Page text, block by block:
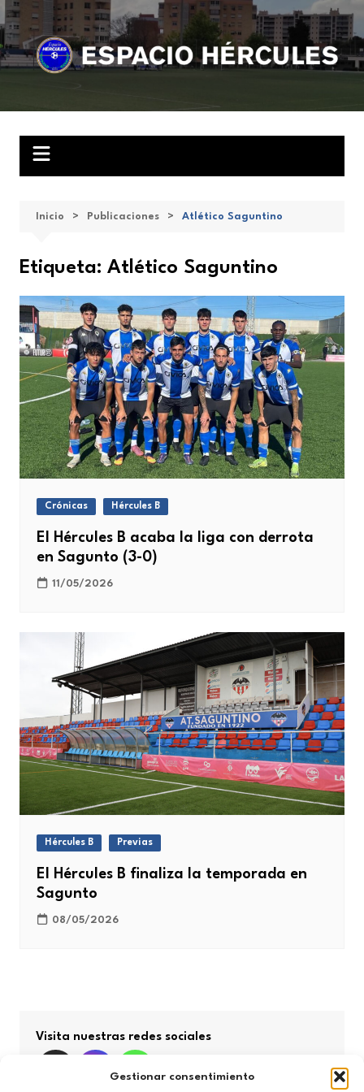
Gestionar consentimiento
Saltar
al
contenido
Inicio Publicaciones Atlético Saguntino
Etiqueta: Atlético Saguntino
Crónicas Hércules B
El Hércules B acaba la liga con derrota
en Sagunto (3-0)
11/05/2026
Hércules B Previas
El Hércules B finaliza la temporada en
Sagunto
08/05/2026
Visita nuestras redes sociales